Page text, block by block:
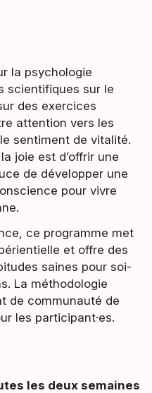
la psychologie
scientifiques sur le
des exercices
attention vers les
sentiment de vitalité.
joie est d’offrir une
de développer une
pour vivre
ce programme met
et offre des
saines pour soi-
La méthodologie
de communauté de
les participant·es.
les deux semaines